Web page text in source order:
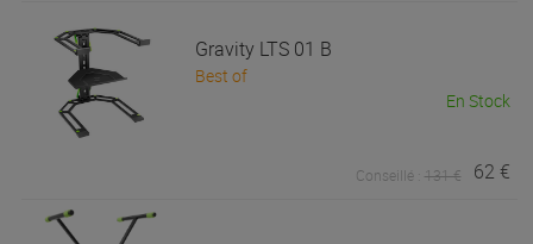
Gravity LTS 01 B
Best of
En Stock
Conseillé : 131 € 62 €